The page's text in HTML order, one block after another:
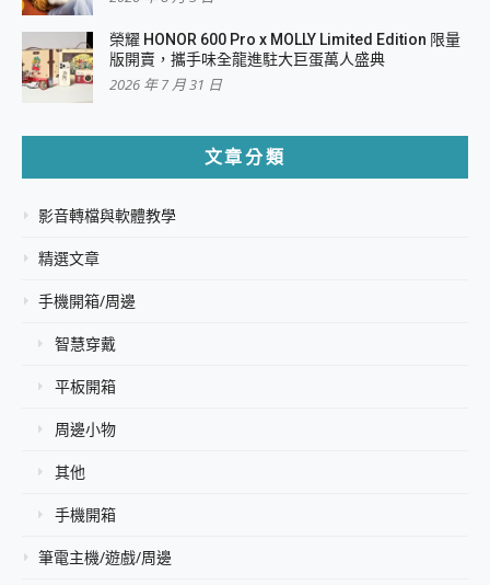
榮耀 HONOR 600 Pro x MOLLY Limited Edition 限量
版開賣，攜手味全龍進駐大巨蛋萬人盛典
2026 年 7 月 31 日
文章分類
影音轉檔與軟體教學
精選文章
手機開箱/周邊
智慧穿戴
平板開箱
周邊小物
其他
手機開箱
筆電主機/遊戲/周邊